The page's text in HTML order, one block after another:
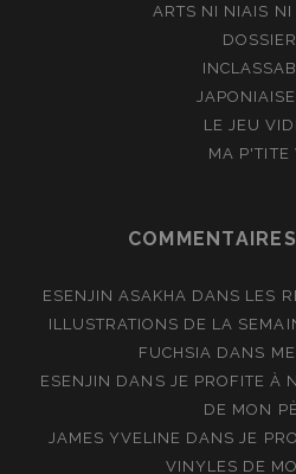
ARTS NI NIAIS NI
LE JEU
MA P'TITE
ESENJIN ASAKHA DANS LES
ILLUSTRATIONS DE LA
FUCHSIA DANS
ESENJIN DANS JE PROFITE À
DE MON
JAMES YVELINE DANS JE
VINYLES DE